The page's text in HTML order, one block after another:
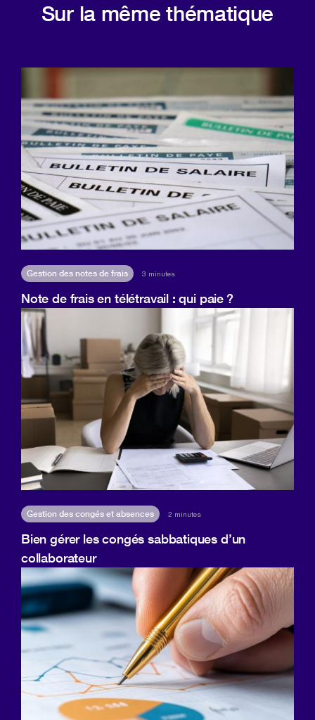
Sur la même thématique
Gestion des notes de frais 3 minutes
Note de frais en télétravail : qui paie ?
Gestion des congés et absences 2 minutes
Bien gérer les congés sabbatiques d’un
collaborateur